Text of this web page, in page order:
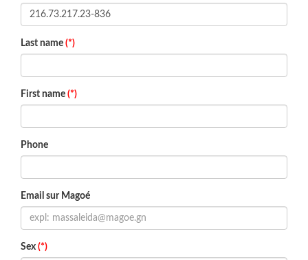
Last name (*)
First name (*)
Phone
Email sur Magoé
Sex (*)